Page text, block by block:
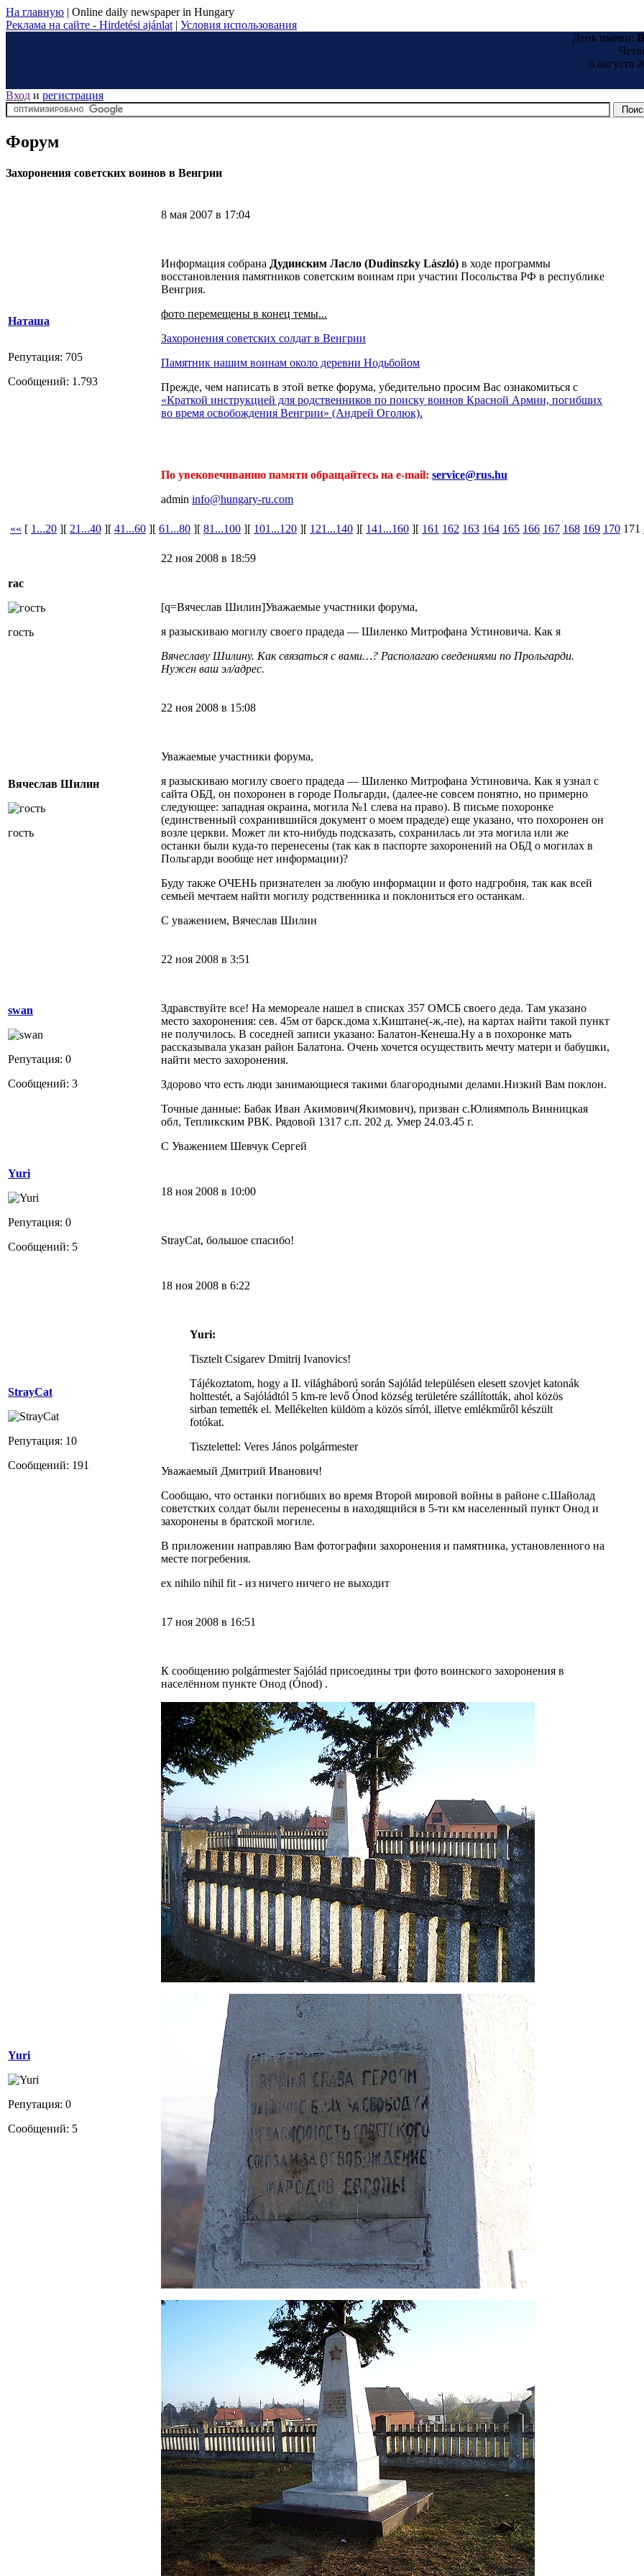
На главную | Online daily newspaper in Hungary
Реклама на сайте - Hirdetési ajánlat | Условия использования
День имени:
6 августа
Вход и регистрация
Форум
Захоронения советских воинов в Венгрии
Наташа
Репутация: 705
Сообщений: 1.793
8 мая 2007 в 17:04
Информация собрана Дудинским Ласло (Dudinszky László) в ходе программы
восстановления памятников советским воинам при участии Посольства РФ в республике
Венгрия.
фото перемещены в конец темы...
Захоронения советских солдат в Венгрии
Памятник нашим воинам около деревни Нодьбойом
Прежде, чем написать в этой ветке форума, убедительно просим Вас ознакомиться с
«Краткой инструкцией для родственников по поиску воинов Красной Армии, погибших
во время освобождения Венгрии» (Андрей Оголюк).
По увековечиванию памяти обращайтесь на e-mail: service@rus.hu
admin info@hungary-ru.com
«« [ 1...20 ][ 21...40 ][ 41...60 ][ 61...80 ][ 81...100 ][ 101...120 ][ 121...140 ][ 141...160 ][ 161 162 163 164 165 166 167 168 169 170 171
rac
гость
22 ноя 2008 в 18:59
[q=Вячеслав Шилин]Уважаемые участники форума,
я разыскиваю могилу своего прадеда — Шиленко Митрофана Устиновича. Как я
Вячеславу Шилину. Как связаться с вами…? Располагаю сведениями по Прольгарди.
Нужен ваш эл/адрес.
Вячеслав Шилин
гость
22 ноя 2008 в 15:08
Уважаемые участники форума,
я разыскиваю могилу своего прадеда — Шиленко Митрофана Устиновича. Как я узнал с
сайта ОБД, он похоронен в городе Польгарди, (далее-не совсем понятно, но примерно
следующее: западная окраина, могила №1 слева на право). В письме похоронке
(единственный сохранившийся документ о моем прадеде) еще указано, что похоронен он
возле церкви. Может ли кто-нибудь подсказать, сохранилась ли эта могила или же
останки были куда-то перенесены (так как в паспорте захоронений на ОБД о могилах в
Польгарди вообще нет информации)?
Буду также ОЧЕНЬ признателен за любую информации и фото надгробия, так как всей
семьей мечтаем найти могилу родственника и поклониться его останкам.
С уважением, Вячеслав Шилин
swan
Репутация: 0
Сообщений: 3
22 ноя 2008 в 3:51
Здравствуйте все! На мемореале нашел в списках 357 ОМСБ своего деда. Там указано
место захоронения: сев. 45м от барск.дома х.Киштане(-ж,-пе), на картах найти такой пункт
не получилось. В соседней записи указано: Балатон-Кенеша.Ну а в похоронке мать
рассказывала указан район Балатона. Очень хочется осуществить мечту матери и бабушки,
найти место захоронения.
Здорово что есть люди занимающиеся такими благородными делами.Низкий Вам поклон.
Точные данные: Бабак Иван Акимович(Якимович), призван с.Юлиямполь Винницкая
обл, Тепликским РВК. Рядовой 1317 с.п. 202 д. Умер 24.03.45 г.
С Уважением Шевчук Сергей
Yuri
Репутация: 0
Сообщений: 5
18 ноя 2008 в 10:00
StrayCat, большое спасибо!
StrayCat
Репутация: 10
Сообщений: 191
18 ноя 2008 в 6:22
Yuri:
Tisztelt Csigarev Dmitrij Ivanovics!
Tájékoztatom, hogy a II. világháború során Sajólád településen elesett szovjet katonák
holttestét, a Sajóládtól 5 km-re levő Ónod község területére szállították, ahol közös
sirban temették el. Mellékelten küldöm a közös sírról, illetve emlékműről készült
fotókat.
Tisztelettel: Veres János polgármester
Уважаемый Дмитрий Иванович!
Сообщаю, что останки погибших во время Второй мировой войны в районе с.Шайолад
советстких солдат были перенесены в находящийся в 5-ти км населенный пункт Онод и
захоронены в братской могиле.
В приложении направляю Вам фотографии захоронения и памятника, установленного на
месте погребения.
ex nihilo nihil fit - из ничего ничего не выходит
Yuri
Репутация: 0
Сообщений: 5
17 ноя 2008 в 16:51
К сообщению polgármester Sajólád присоедины три фото воинского захоронения в
населённом пункте Онод (Ónod) .